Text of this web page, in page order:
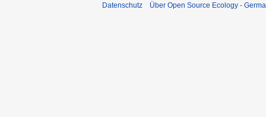
Datenschutz Über Open Source Ecology -